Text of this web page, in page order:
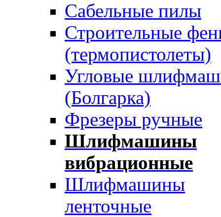
Сабельные пилы
Строительные
(термопистолеты)
Угловые
(Болгарка)
Фрезеры ручные
Шлифмашины
вибрационные
Шлифмашины
ленточные